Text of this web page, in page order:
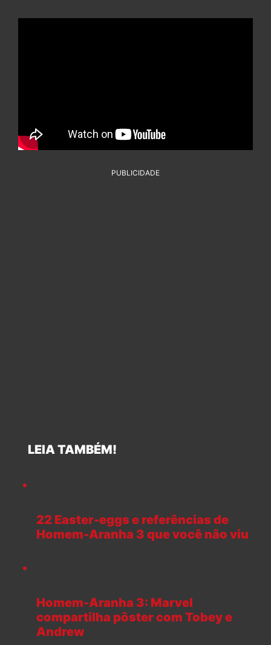
PUBLICIDADE
LEIA TAMBÉM!
22 Easter-eggs e referências de
Homem-Aranha 3 que você não viu
Homem-Aranha 3: Marvel
compartilha pôster com Tobey e
Andrew